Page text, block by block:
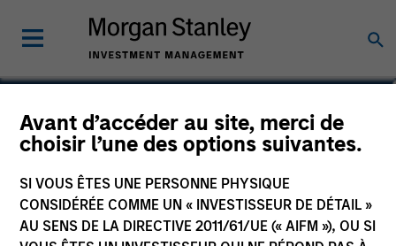
Avant d’accéder au site, merci de
choisir l’une des options suivantes.
SI VOUS ÊTES UNE PERSONNE PHYSIQUE
CONSIDÉRÉE COMME UN « INVESTISSEUR DE DÉTAIL »
AU SENS DE LA DIRECTIVE 2011/61/UE (« AIFM »), OU SI
William Lock
Head of International Equity Team